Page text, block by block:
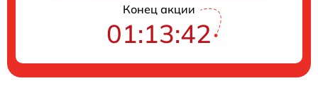
Конец акции
01:13:41